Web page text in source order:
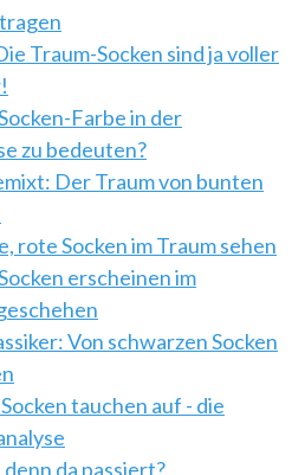
Traum-Socken sind ja voller
Farbe in der
zu bedeuten?
Der Traum von bunten
rote Socken im Traum sehen
erscheinen im
Von schwarzen Socken
tauchen auf - die
denn da passiert?